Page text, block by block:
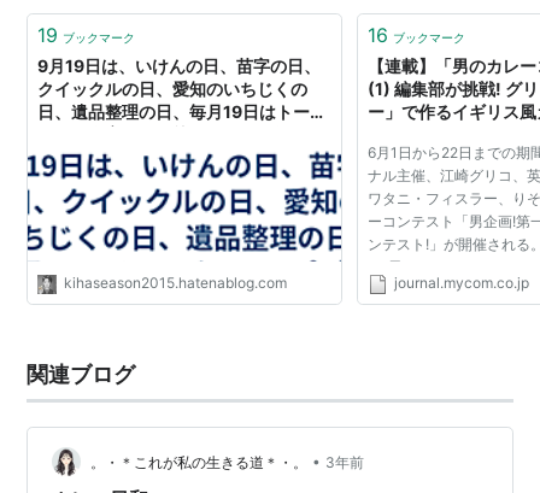
19 ブックマーク
9月19日は、いけんの日、苗字の日、
クイックルの日、愛知のいちじくの
日、遺品整理の日、毎月19日はトーク
- 風に吹かれて旅するブログ (今日は何
の日＆ハッピートーク)
kihaseason2015.hatenablog.com
16 ブックマーク
【連載】「男のカレ
(1) 編集部が挑戦! グ
ー」で作るイギリス
6月1日から22日までの期
ナル主催、江崎グリコ、
ワタニ・フィスラー、り
ーコンテスト「男企画!
ンテスト!」が開催される
は"男のカレー"をテーマ
「2段熟カレー」を使っ
journal.mycom.co.jp
関連ブログ
。・＊これが私の生きる道＊・。 • 3年前